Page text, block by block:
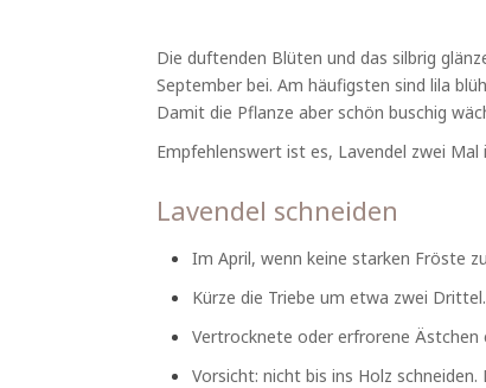
Die duftenden Blüten und das silbrig
September bei. Am häufigsten sind lila
Damit die Pflanze aber schön buschig
Empfehlenswert ist es, Lavendel zwei
Lavendel schneiden
Im April, wenn keine starken Fröste
Kürze die Triebe um etwa zwei
Vertrocknete oder erfrorene Ästchen
Vorsicht: nicht bis ins Holz